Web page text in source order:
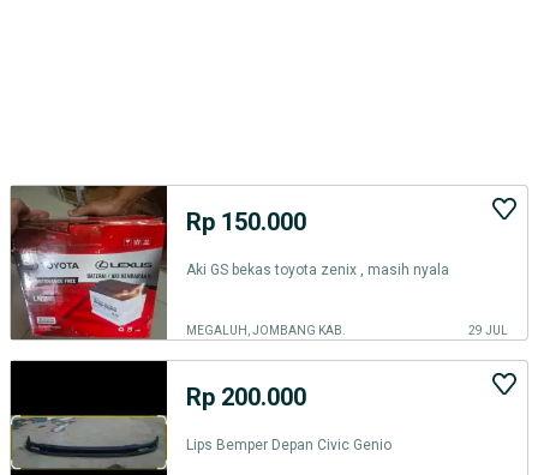
Rp 150.000
Aki GS bekas toyota zenix , masih nyala
MEGALUH, JOMBANG KAB. 29 JUL
Rp 200.000
Lips Bemper Depan Civic Genio